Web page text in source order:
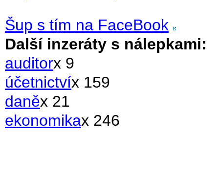
Šup s tím na FaceBook
Další inzeráty s nálepkami:
auditorx 9
účetnictvíx 159
daněx 21
ekonomikax 246